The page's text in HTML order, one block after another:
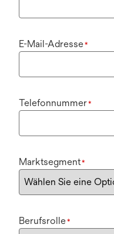
E-Mail-Adresse*
Telefonnummer*
Marktsegment*
Berufsrolle*